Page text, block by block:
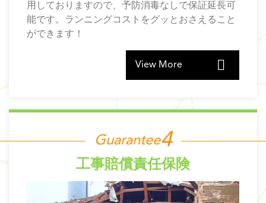
用しておりますので、予防消毒なしで保証延長可
能です。ランニングコストをグッとおさえること
ができます！
View More
Guarantee
工事賠償責任保険